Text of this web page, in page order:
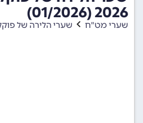
2026 (01/2026)
שערי מט"ח שערי הלירה של